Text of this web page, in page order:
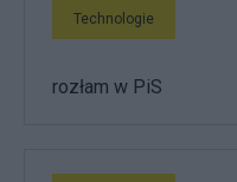
Technologie
rozłam w PiS